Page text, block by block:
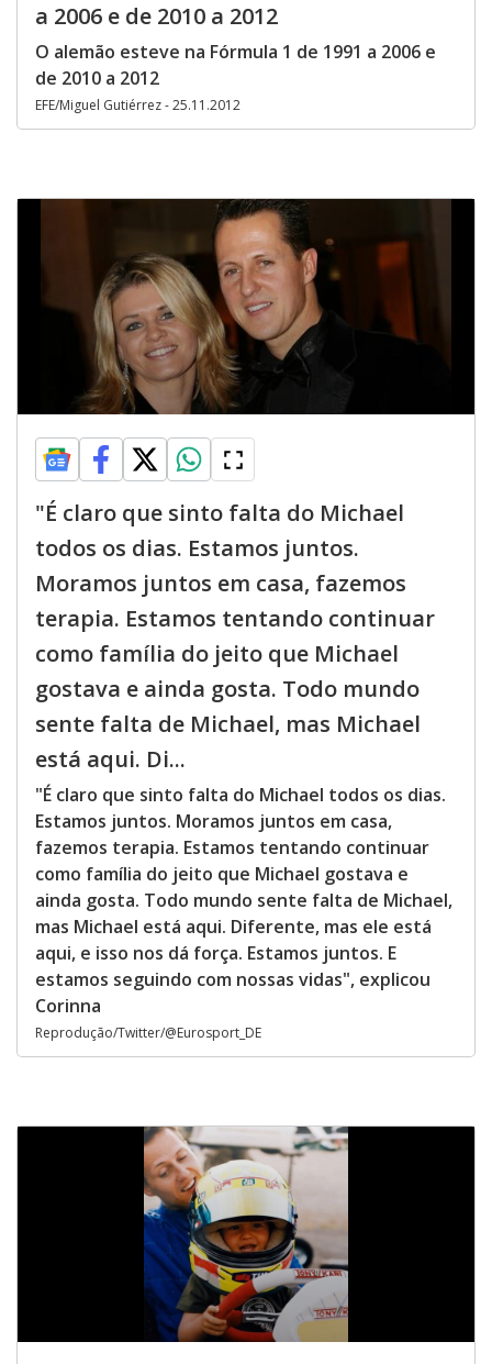
a 2006 e de 2010 a 2012
O alemão esteve na Fórmula 1 de 1991 a 2006 e
de 2010 a 2012
EFE/Miguel Gutiérrez - 25.11.2012
"É claro que sinto falta do Michael
todos os dias. Estamos juntos.
Moramos juntos em casa, fazemos
terapia. Estamos tentando continuar
como família do jeito que Michael
gostava e ainda gosta. Todo mundo
sente falta de Michael, mas Michael
está aqui. Di...
"É claro que sinto falta do Michael todos os dias.
Estamos juntos. Moramos juntos em casa,
fazemos terapia. Estamos tentando continuar
como família do jeito que Michael gostava e
ainda gosta. Todo mundo sente falta de Michael,
mas Michael está aqui. Diferente, mas ele está
aqui, e isso nos dá força. Estamos juntos. E
estamos seguindo com nossas vidas", explicou
Corinna
Reprodução/Twitter/@Eurosport_DE